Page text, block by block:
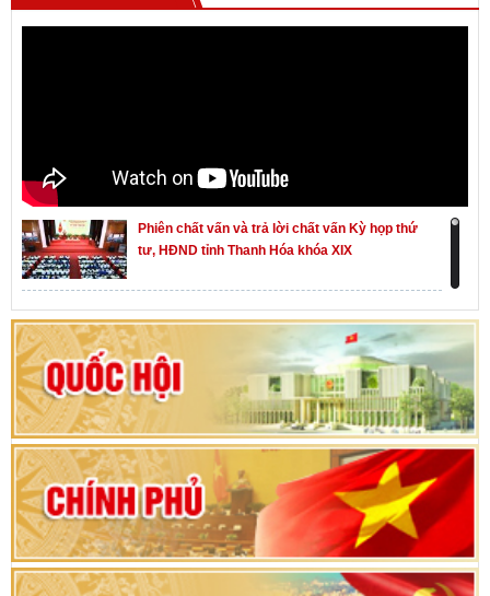
Phiên chất vấn và trả lời chất vấn Kỳ họp thứ
tư, HĐND tỉnh Thanh Hóa khóa XIX
Khai mạc kỳ họp thứ Nhất, Quốc hội khóa XVI
Hướng dẫn quy trình bỏ phiếu bầu cử ĐBQH
khoá XVI và đại biểu HĐND các cấp nhiệm kỳ
2026-2031
80 năm Quốc hội Việt Nam: vì lợi ích Nhân dân,
vì sự phát triển của đất nước
Bộ Chính trị duyệt nội dung Đại hội đại biểu
Đảng bộ tỉnh Thanh Hóa lần thứ XX, nhiệm kỳ